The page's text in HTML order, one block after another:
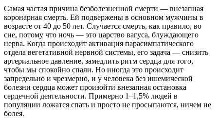
Самая частая причина безболезненной смерти — внезапная
коронарная смерть. Ей подвержены в основном мужчины в
возрасте от 40 до 50 лет. Случается смерть, как правило, во
сне, потому что ночь — это царство вагуса, блуждающего
нерва. Когда происходит активация парасимпатического
отдела вегетативной нервной системы, его задача — снизить
артериальное давление, замедлить ритм сердца для того,
чтобы мы спокойно спали. Но иногда это происходит
запредельно и чрезмерно, и у человека без ишемической
болезни сердца может произойти внезапная остановка
сердечной деятельности. Примерно 1–1,5% людей в
популяции ложатся спать и просто не просыпаются, ничем не
болея.